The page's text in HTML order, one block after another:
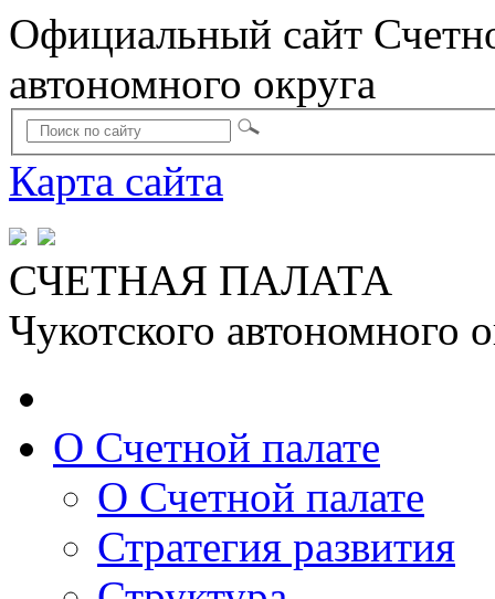
Официальный сайт
автономного округа
Карта сайта
СЧЕТНАЯ ПАЛАТА
Чукотского автономного
О Счетной палате
О Счетной палате
Стратегия развития